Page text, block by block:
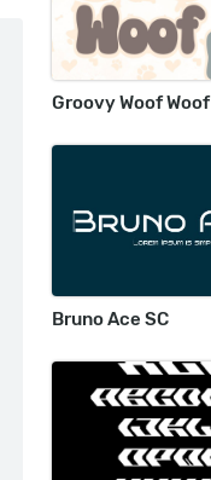
Groovy Woof Woof
Bruno Ace SC